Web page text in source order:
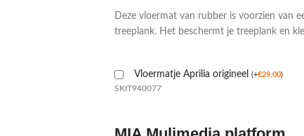
Deze vloermat van rubber is voorzien van
treeplank. Het beschermt je treeplank en
Vloermatje Aprilia origineel (+€29,00)
SKIT940077